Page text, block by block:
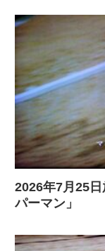
2026年7月25
パーマン」